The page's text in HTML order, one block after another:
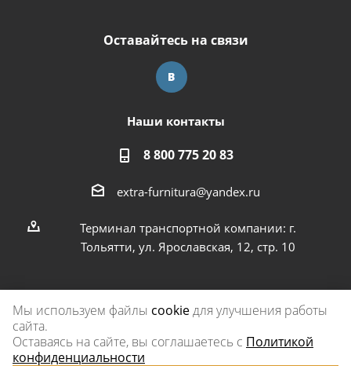
Оставайтесь на связи
Наши контакты
8 800 775 20 83
extra-furnitura@yandex.ru
Терминал транспортной компании: г.
Тольятти, ул. Ярославская, 12, стр. 10
Мы используем файлы cookieдля улучшения работы
сайта.
Оставаясь на сайте, вы соглашаетесь с Политикой
конфиденциальности